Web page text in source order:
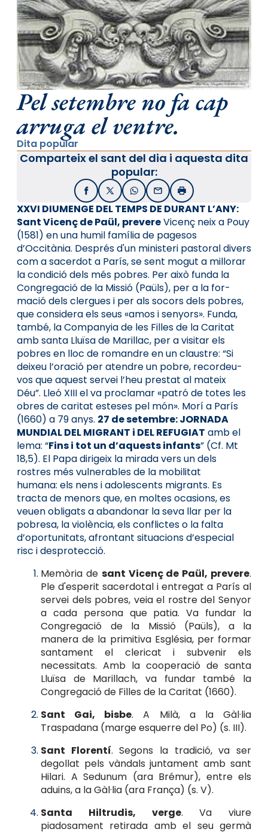
Pel setembre no fa cap
arruga el ventre.
Dita popular
Comparteix el sant del dia i aquesta dita
popular:
FacebookX / TwitterWhatsApp
EmailImprimir
XXVI DIUMENGE DEL TEMPS DE DURANT L’ANY:
Sant Vicenç de Paül, prevereVicenç neix a Pouy
(1581) en una humil família de pagesos
d’Occitània. Després d'un ministeri pastoral divers
com a sacerdot a París, se sent mogut a millorar
la condició dels més pobres. Per això funda la
Congregació de la Mis­sió (Paül­s), per a la for­
mació dels cler­gues i per als socors dels pobres,
que con­sidera els seus «amos i se­nyor­s». Funda,
també, la Companyia de les Filles de la Caritat
amb santa Lluïsa de Marillac, per a visitar els
pobres en lloc de romandre en un claustre: “Si
deixeu l’oració per atendre un pobre, recordeu-
vos que aquest servei l’heu prestat al mateix
Déu”. Lleó XIII el va proclamar «patró de totes les
obres de caritat esteses pel món». Morí a París
(1660) a 79 anys. 27 de setembre: JORNADA
MUNDIAL DEL MIGRANT i DEL REFUGIAT amb el
lema: “Fins i tot un d’aquests infants” (Cf. Mt
18,5). El Papa dirigeix la mirada vers un dels
rostres més vulnerables de la mobilitat
humana: els nens i adolescents migrants. Es
tracta de menors que, en moltes ocasions, es
veuen obligats a abandonar la seva llar per la
pobresa, la violència, els conflictes o la falta
d’oportunitats, afrontant situacions d’especial
risc i desprotecció.
Memòria de sant Vicenç de Paül, prevere.
Ple d'esperit sacerdotal i entregat a París al
servei dels pobres, veia el rostre del Senyor
a cada persona que patia. Va fundar la
Congregació de la Missió (Paüls), a la
manera de la primitiva Església, per formar
santament el clericat i subvenir els
necessitats. Amb la cooperació de santa
Lluïsa de Marillach, va fundar també la
Congregació de Filles de la Caritat (1660).
Sant Gai, bisbe. A Milà, a la Gàl·lia
Traspadana (marge esquerre del Po) (s. III).
Sant Florentí. Segons la tradició, va ser
degollat pels vàndals juntament amb sant
Hilari. A Sedunum (ara Brémur), entre els
aduins, a la Gàl·lia (ara França) (s. V).
Santa Hiltrudis, verge. Va viure
piadosament retirada amb el seu germà